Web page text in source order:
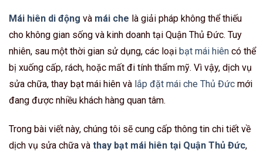
Mái hiên di động và mái che là giải pháp không thể thiếu
cho không gian sống và kinh doanh tại Quận Thủ Đức. Tuy
nhiên, sau một thời gian sử dụng, các loại bạt mái hiên có thể
bị xuống cấp, rách, hoặc mất đi tính thẩm mỹ. Vì vậy, dịch vụ
sửa chữa, thay bạt mái hiên và lắp đặt mái che Thủ Đức mới
đang được nhiều khách hàng quan tâm.
Trong bài viết này, chúng tôi sẽ cung cấp thông tin chi tiết về
dịch vụ sửa chữa và thay bạt mái hiên tại Quận Thủ Đức,